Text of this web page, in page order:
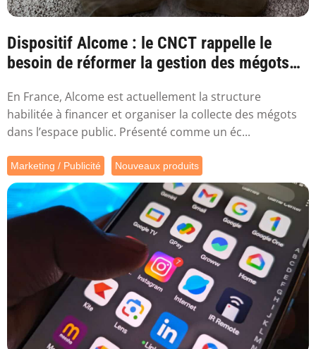
Dispositif Alcome : le CNCT rappelle le
besoin de réformer la gestion des mégots
En France, Alcome est actuellement la structure
habilitée à financer et organiser la collecte des mégots
dans l’espace public. Présenté comme un éc...
Marketing / Publicité Nouveaux produits